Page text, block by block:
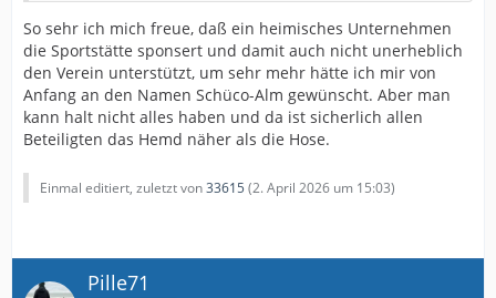
So sehr ich mich freue, daß ein heimisches Unternehmen
die Sportstätte sponsert und damit auch nicht unerheblich
den Verein unterstützt, um sehr mehr hätte ich mir von
Anfang an den Namen Schüco-Alm gewünscht. Aber man
kann halt nicht alles haben und da ist sicherlich allen
Beteiligten das Hemd näher als die Hose.
Einmal editiert, zuletzt von33615 (2. April 2026 um 15:03)
Pille71